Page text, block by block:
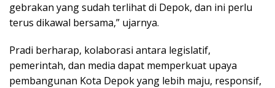
gebrakan yang sudah terlihat di Depok, dan ini perlu
terus dikawal bersama,” ujarnya.
Pradi berharap, kolaborasi antara legislatif,
pemerintah, dan media dapat memperkuat upaya
pembangunan Kota Depok yang lebih maju, responsif,